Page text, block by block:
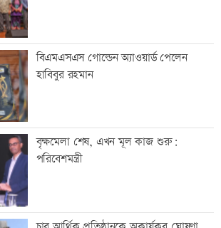
বিএমএসএস গোল্ডেন অ্যাওয়ার্ড পেলেন
হাবিবুর রহমান
বৃক্ষমেলা শেষ, এখন মূল কাজ শুরু:
পরিবেশমন্ত্রী